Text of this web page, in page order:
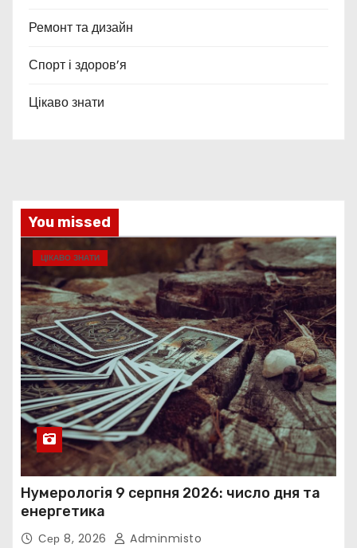
Ремонт та дизайн
Спорт і здоров’я
Цікаво знати
You missed
ЦІКАВО ЗНАТИ
Нумерологія 9 серпня 2026: число дня та
енергетика
Сер 8, 2026 Adminmisto